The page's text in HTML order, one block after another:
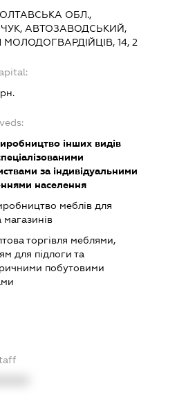
ОБЛ.,
АВТОЗАВОДСЬКИЙ,
14, 2
інших видів
за індивідуальними
населення
меблів для
магазинів
торгівля меблями,
для підлоги та
побутовими